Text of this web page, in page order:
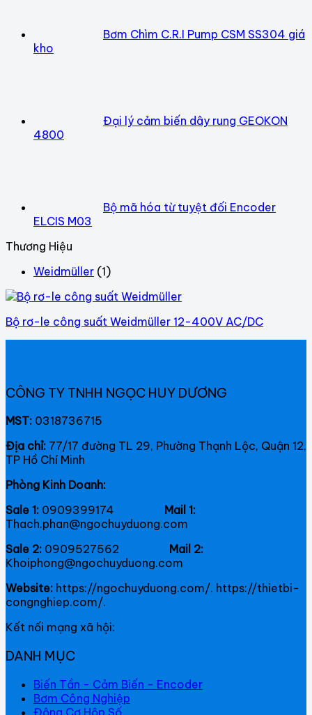
Bơm Chìm C.R.I Pump CSM SS304 giá
kho
Đại lý cảm biến dây rung GEOKON
4800
Bộ mã hóa từ tuyệt đối Encoder
ELCIS M03
Thương Hiệu
Weidmüller (1)
Bộ rơ-le công suất Weidmüller 12-400V AC/DC
CÔNG TY TNHH NGỌC HUY DƯƠNG
MST: 0318736715
Địa chỉ: 77/17 đường TL 29, Phường Thạnh Lộc, Quận 12,
TP Hồ Chí Minh
Phòng Kinh Doanh:
Sale 1: 0909399174 Mail 1:
Thach.phan@ngochuyduong.com
Sale 2: 0909527562 Mail 2:
Khoiphong@ngochuyduong.com
Website: https://ngochuyduong.com/. https://thietbi-
congnghiep.com/.
Kết nối mạng xã hội:
DANH MỤC
Biến Tần - Cảm Biến - Encoder
Bơm Công Nghiệp
Động Cơ Hộp Số